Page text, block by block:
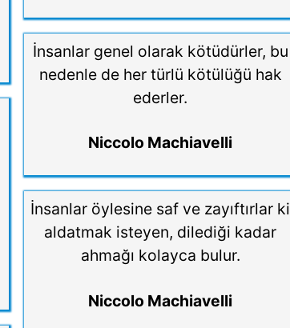
İnsanlar genel olarak kötüdürler, bu
nedenle de her türlü kötülüğü hak
ederler.
Niccolo Machiavelli
İnsanlar öylesine saf ve zayıftırlar ki
aldatmak isteyen, dilediği kadar
ahmağı kolayca bulur.
Niccolo Machiavelli